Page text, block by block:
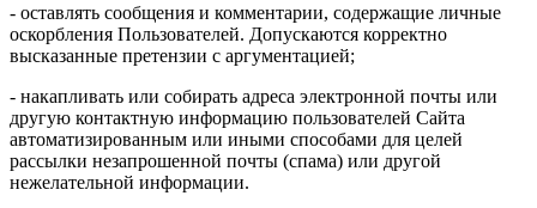
- оставлять сообщения и комментарии, содержащие личные
оскорбления Пользователей. Допускаются корректно
высказанные претензии с аргументацией;
- накапливать или собирать адреса электронной почты или
другую контактную информацию пользователей Сайта
автоматизированным или иными способами для целей
рассылки незапрошенной почты (спама) или другой
нежелательной информации.